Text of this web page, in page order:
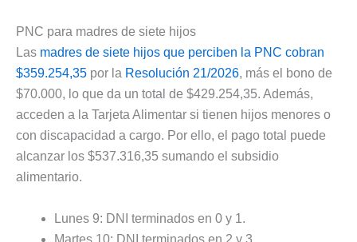
PNC para madres de siete hijos
Las madres de siete hijos que perciben la PNC cobran
$359.254,35 por la Resolución 21/2026, más el bono de
$70.000, lo que da un total de $429.254,35. Además,
acceden a la Tarjeta Alimentar si tienen hijos menores o
con discapacidad a cargo. Por ello, el pago total puede
alcanzar los $537.316,35 sumando el subsidio
alimentario.
Lunes 9: DNI terminados en 0 y 1.
Martes 10: DNI terminados en 2 y 3.